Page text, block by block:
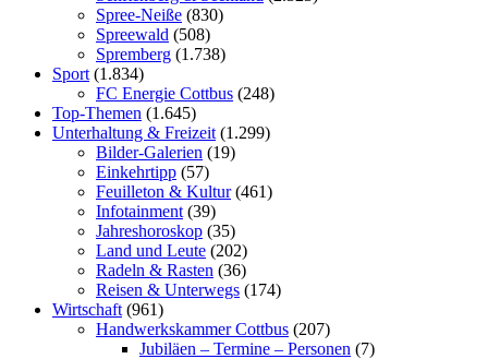
Spree-Neiße (830)
Spreewald (508)
Spremberg (1.738)
Sport (1.834)
FC Energie Cottbus (248)
Top-Themen (1.645)
Unterhaltung & Freizeit (1.299)
Bilder-Galerien (19)
Einkehrtipp (57)
Feuilleton & Kultur(461)
Infotainment (39)
Jahreshoroskop (35)
Land und Leute (202)
Radeln & Rasten (36)
Reisen & Unterwegs (174)
Wirtschaft (961)
Handwerkskammer Cottbus (207)
Jubiläen – Termine – Personen (7)